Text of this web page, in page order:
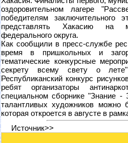
оздоровительном лагере
победителям заключительного
представлять Хакасию на
федерального округа.
Как сообщили в пресс-службе
время в пришкольных и
тематические конкурсные
секрету всему свету о лете",
Республиканский конкурс
ребят организаторы
специальном сборнике "Знание
талантливых художников можно
которая откроется в августе в
Источник>>